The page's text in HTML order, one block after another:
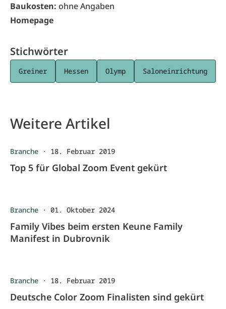
Baukosten: ohne Angaben
Homepage
Stichwörter
Greiner Hessen Olymp Saloneinrichtung
Weitere Artikel
Branche · 18. Februar 2019
Top 5 für Global Zoom Event gekürt
Branche · 01. Oktober 2024
Family Vibes beim ersten Keune Family
Manifest in Dubrovnik
Branche · 18. Februar 2019
Deutsche Color Zoom Finalisten sind gekürt